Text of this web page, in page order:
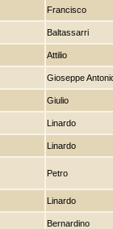
Francisco
Baltassarri
Attilio
Gioseppe
Giulio
Linardo
Linardo
Petro
Linardo
Bernardino